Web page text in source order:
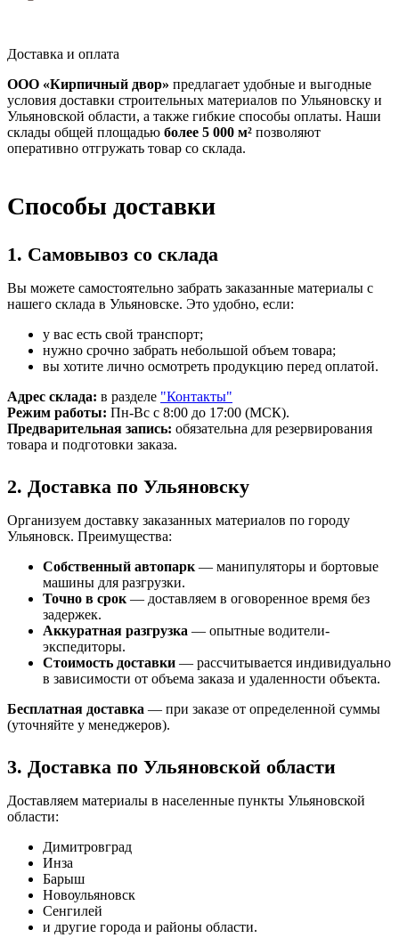
Доставка и оплата
ООО «Кирпичный двор» предлагает удобные и выгодные
условия доставки строительных материалов по Ульяновску и
Ульяновской области, а также гибкие способы оплаты. Наши
склады общей площадью более 5 000 м² позволяют
оперативно отгружать товар со склада.
Способы доставки
1. Самовывоз со склада
Вы можете самостоятельно забрать заказанные материалы с
нашего склада в Ульяновске. Это удобно, если:
у вас есть свой транспорт;
нужно срочно забрать небольшой объем товара;
вы хотите лично осмотреть продукцию перед оплатой.
Адрес склада: в разделе "Контакты"
Режим работы: Пн-Вс с 8:00 до 17:00 (МСК).
Предварительная запись: обязательна для резервирования
товара и подготовки заказа.
2. Доставка по Ульяновску
Организуем доставку заказанных материалов по городу
Ульяновск. Преимущества:
Собственный автопарк — манипуляторы и бортовые
машины для разгрузки.
Точно в срок — доставляем в оговоренное время без
задержек.
Аккуратная разгрузка — опытные водители-
экспедиторы.
Стоимость доставки — рассчитывается индивидуально
в зависимости от объема заказа и удаленности объекта.
Бесплатная доставка — при заказе от определенной суммы
(уточняйте у менеджеров).
3. Доставка по Ульяновской области
Доставляем материалы в населенные пункты Ульяновской
области:
Димитровград
Инза
Барыш
Новоульяновск
Сенгилей
и другие города и районы области.